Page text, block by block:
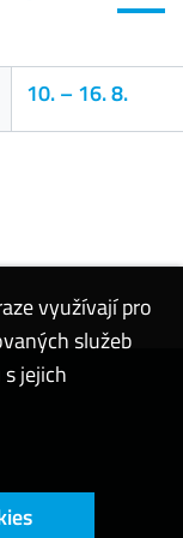
10.–16. 8.
využívají pro
služeb
jejich